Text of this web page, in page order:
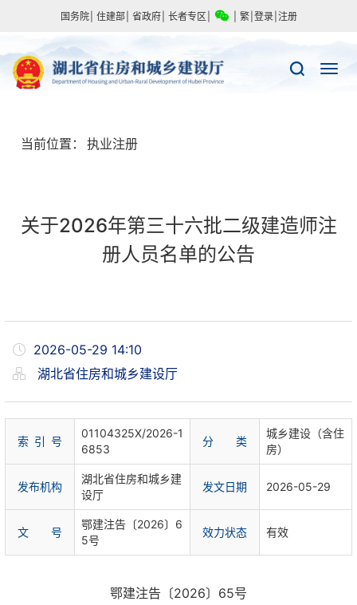
国务院 住建部 省政府 长者专区 繁 登录 注册
当前位置： 执业注册
关于2026年第三十六批二级建造师注
册人员名单的公告
2026-05-29 14:10
湖北省住房和城乡建设厅
索 引 号
01104325X/2026-1
6853
分 类
城乡建设（含住
房）
发布机构
湖北省住房和城乡建
设厅
发文日期 2026-05-29
文 号
鄂建注告〔2026〕6
5号
效力状态 有效
鄂建注告〔2026〕65号